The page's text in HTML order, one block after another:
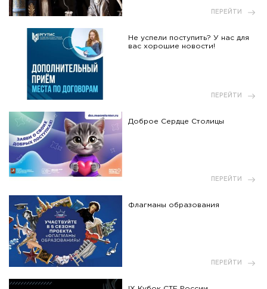
ПЕРЕЙТИ
Не успели поступить? У нас для
вас хорошие новости!
ПЕРЕЙТИ
Доброе Сердце Столицы
ПЕРЕЙТИ
Флагманы образования
ПЕРЕЙТИ